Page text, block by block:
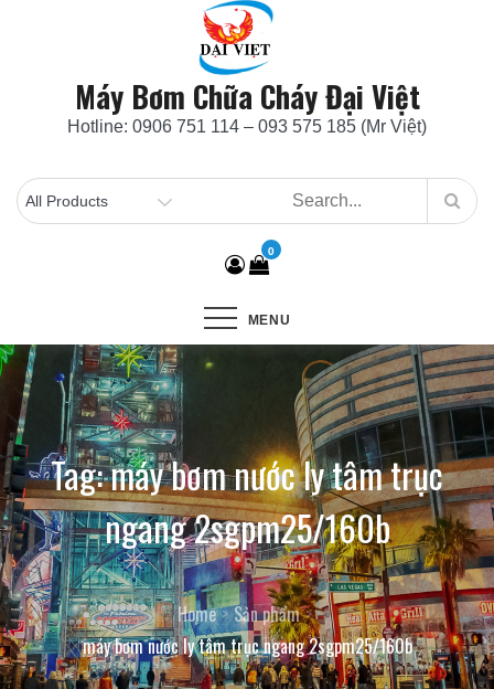
Máy Bơm Chữa Cháy Đại Việt
Hotline: 0906 751 114 – 093 575 185 (Mr Việt)
0
MENU
Tag:máy bơm nước ly tâm trục
ngang 2sgpm25/160b
Home
Sản phẩm
máy bơm nước ly tâm trục ngang 2sgpm25/160b